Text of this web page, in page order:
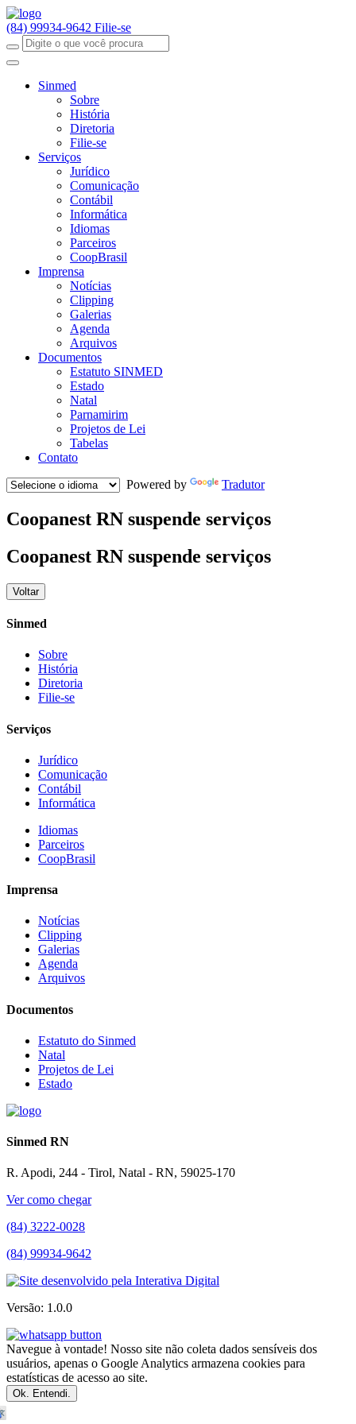
(84) 99934-9642 Filie-se
Sinmed
Sobre
História
Diretoria
Filie-se
Serviços
Jurídico
Comunicação
Contábil
Informática
Idiomas
Parceiros
CoopBrasil
Imprensa
Notícias
Clipping
Galerias
Agenda
Arquivos
Documentos
Estatuto SINMED
Estado
Natal
Parnamirim
Projetos de Lei
Tabelas
Contato
Powered by
Tradutor
Coopanest RN suspende serviços
Coopanest RN suspende serviços
Voltar
Sinmed
Sobre
História
Diretoria
Filie-se
Serviços
Jurídico
Comunicação
Contábil
Informática
Idiomas
Parceiros
CoopBrasil
Imprensa
Notícias
Clipping
Galerias
Agenda
Arquivos
Documentos
Estatuto do Sinmed
Natal
Projetos de Lei
Estado
Sinmed RN
R. Apodi, 244 - Tirol, Natal - RN, 59025-170
Ver como chegar
(84) 3222-0028
(84) 99934-9642
Versão: 1.0.0
Navegue à vontade! Nosso site não coleta dados sensíveis dos
usuários, apenas o Google Analytics armazena cookies para
estatísticas de acesso ao site.
Ok. Entendi.